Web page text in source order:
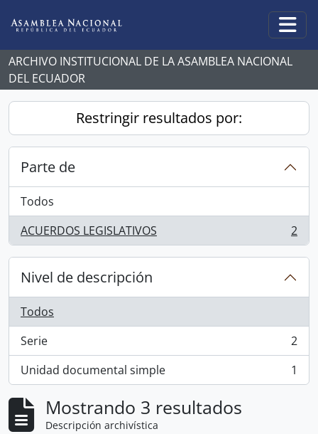
ARCHIVO INSTITUCIONAL DE LA ASAMBLEA NACIONAL
DEL ECUADOR
Restringir resultados por:
Parte de
Todos
ACUERDOS LEGISLATIVOS
, 2 resultados 2
Nivel de descripción
Todos
Serie
, 2 resultados
2
Unidad documental simple
, 1 resultados 1
Mostrando 3 resultados
Descripción archivística